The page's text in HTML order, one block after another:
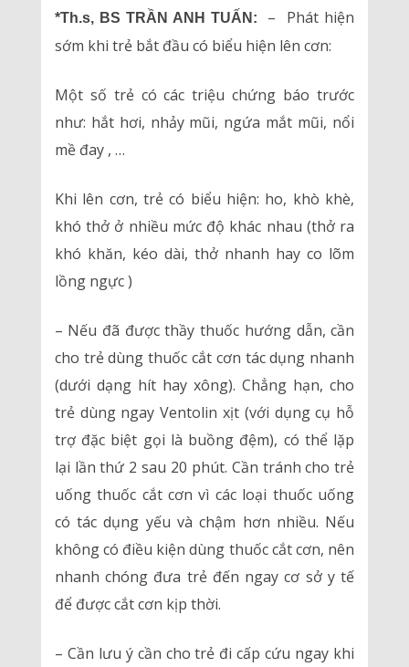
*Th.s, BS TRẦN ANH TUẤN:
– Phát hiện
sớm khi trẻ bắt đầu có biểu hiện lên cơn:
Một số trẻ có các triệu chứng báo trước
như: hắt hơi, nhảy mũi, ngứa mắt mũi, nổi
mề đay , …
Khi lên cơn, trẻ có biểu hiện: ho, khò khè,
khó thở ở nhiều mức độ khác nhau (thở ra
khó khăn, kéo dài, thở nhanh hay co lõm
lồng ngực )
– Nếu đã được thầy thuốc hướng dẫn, cần
cho trẻ dùng thuốc cắt cơn tác dụng nhanh
(dưới dạng hít hay xông). Chẳng hạn, cho
trẻ dùng ngay Ventolin xịt (với dụng cụ hỗ
trợ đặc biệt gọi là buồng đệm), có thể lặp
lại lần thứ 2 sau 20 phút. Cần tránh cho trẻ
uống thuốc cắt cơn vì các loại thuốc uống
có tác dụng yếu và chậm hơn nhiều. Nếu
không có điều kiện dùng thuốc cắt cơn, nên
nhanh chóng đưa trẻ đến ngay cơ sở y tế
để được cắt cơn kịp thời.
– Cần lưu ý cần cho trẻ đi cấp cứu ngay khi